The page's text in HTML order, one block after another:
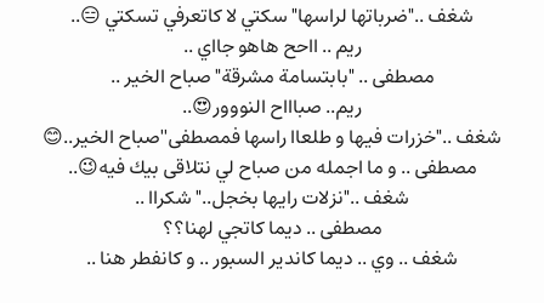
شغف .."ضرباتها لراسها" سكتي لا كاتعرفي تسكتي 😑..
ريم .. ااحح هاهو جااي ..
مصطفى .. "بابتسامة مشرقة" صباح الخير ..
ريم.. صباااح النووور😍..
شغف .."خزرات فيها و طلعاا راسها فمصطفى''صباح الخير..😊
مصطفى .. و ما اجمله من صباح لي نتلاقى بيك فيه😉..
شغف .."نزلات رايها بخجل.." شكراا ..
مصطفى .. ديما كاتجي لهنا؟؟
شغف .. وي .. ديما كاندير السبور .. و كانفطر هنا ..